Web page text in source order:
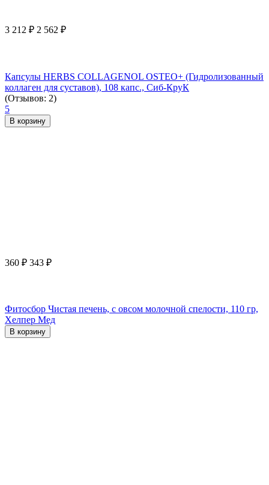
3 212 ₽ 2 562 ₽
Капсулы HERBS COLLAGENOL OSTEO+ (Гидролизованный
коллаген для суставов), 108 капс., Сиб-КруК
(Отзывов: 2)
5
В корзину
360 ₽ 343 ₽
Фитосбор Чистая печень, с овсом молочной спелости, 110 гр,
Хелпер Мед
В корзину